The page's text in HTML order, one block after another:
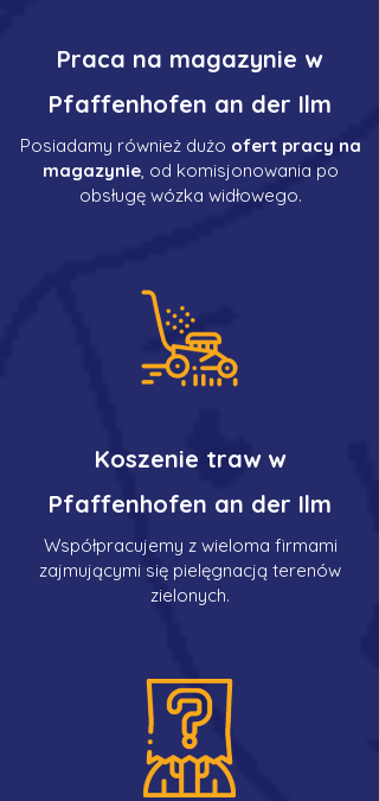
Praca na magazynie w
Pfaffenhofen an der Ilm
Posiadamy również dużo ofert pracy na
magazynie, od komisjonowania po
obsługę wózka widłowego.
Koszenie traw w
Pfaffenhofen an der Ilm
Współpracujemy z wieloma firmami
zajmującymi się pielęgnacją terenów
zielonych.